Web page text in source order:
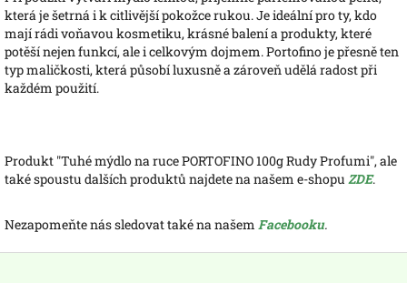
která je šetrná i k citlivější pokožce rukou. Je ideální pro ty, kdo
mají rádi voňavou kosmetiku, krásné balení a produkty, které
potěší nejen funkcí, ale i celkovým dojmem. Portofino je přesně ten
typ maličkosti, která působí luxusně a zároveň udělá radost při
každém použití.
Produkt "Tuhé mýdlo na ruce PORTOFINO 100g Rudy Profumi", ale
také spoustu dalších produktů najdete na našem e-shopu ZDE.
Nezapomeňte nás sledovat také na našem Facebooku.